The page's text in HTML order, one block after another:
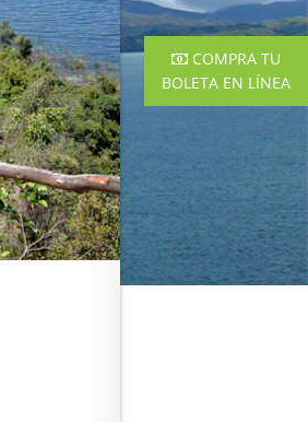
COMPRA TU
BOLETA EN LÍNEA